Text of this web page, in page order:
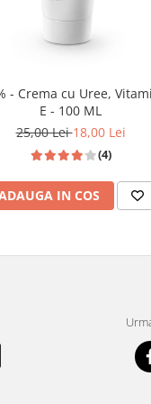
bataturi;
(hiperkeratoze
factorilor
si neted si totodata
excesul de sebum. Din
integritatii filmului
mai mult sau mai
- Crema cu Uree,
E - 100 ML
25,00 Lei18,00 Lei
(4)
IN COS